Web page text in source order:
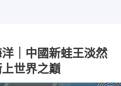
｜中國新蛙王淡然
世界之巔